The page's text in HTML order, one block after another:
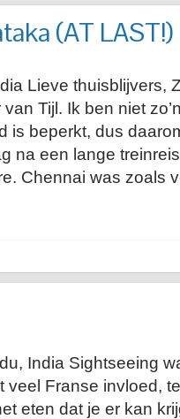
(AT LAST!)
Lieve thuisblijvers,
Tijl. Ik ben niet
is beperkt, dus
na een lange
Chennai was zoals
India Sightseeing
veel Franse invloed,
eten dat je er kan